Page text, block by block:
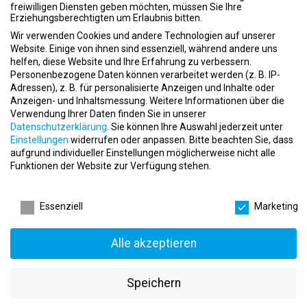
Was du bei uns machst
Du bist fester Bestandteil unseres Teams und sorgst bei uns für
die allgemeine Instandhaltung und Reparaturen.
Du bist die Anlaufstelle für deine Kollegen in Fragen zu
Reparaturen und sorgst dafür, dass unsere
Dienstleistungsstandards vertreten werden.
Deine Arbeitszeiten werden individuell mit der Studioleitung
festgelegt und liegen bei 10-12 Stunden pro Woche, überwiegend
Das Einsatzgebiet erstreckt sich über Köln und Bonn
Wir empfangen dich als motiviertes Team in einer
außergewöhnlichen Arbeitsatmosphäre.
Hier erwartet dich ein vielfältiges, zukunftssicheres Arbeitsumfeld
freiwilligen Diensten geben möchten, müssen Sie Ihre
Erziehungsberechtigten um Erlaubnis bitten.
Wir verwenden Cookies und andere Technologien auf unserer
Website. Einige von ihnen sind essenziell, während andere uns
helfen, diese Website und Ihre Erfahrung zu verbessern.
Personenbezogene Daten können verarbeitet werden (z. B. IP-
Adressen), z. B. für personalisierte Anzeigen und Inhalte oder
Anzeigen- und Inhaltsmessung. Weitere Informationen über die
Verwendung Ihrer Daten finden Sie in unserer
Datenschutzerklärung Sie können Ihre Auswahl jederzeit unter
Einstellungen widerrufen oder anpassen. Bitte beachten Sie, dass
aufgrund individueller Einstellungen möglicherweise nicht alle
Funktionen der Website zur Verfügung stehen.
Essenziell
Marketing
Alle akzeptieren
Speichern